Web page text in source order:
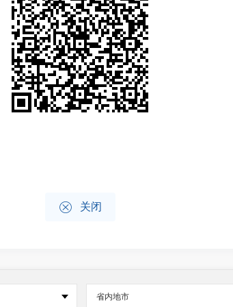
 关闭
省内地市